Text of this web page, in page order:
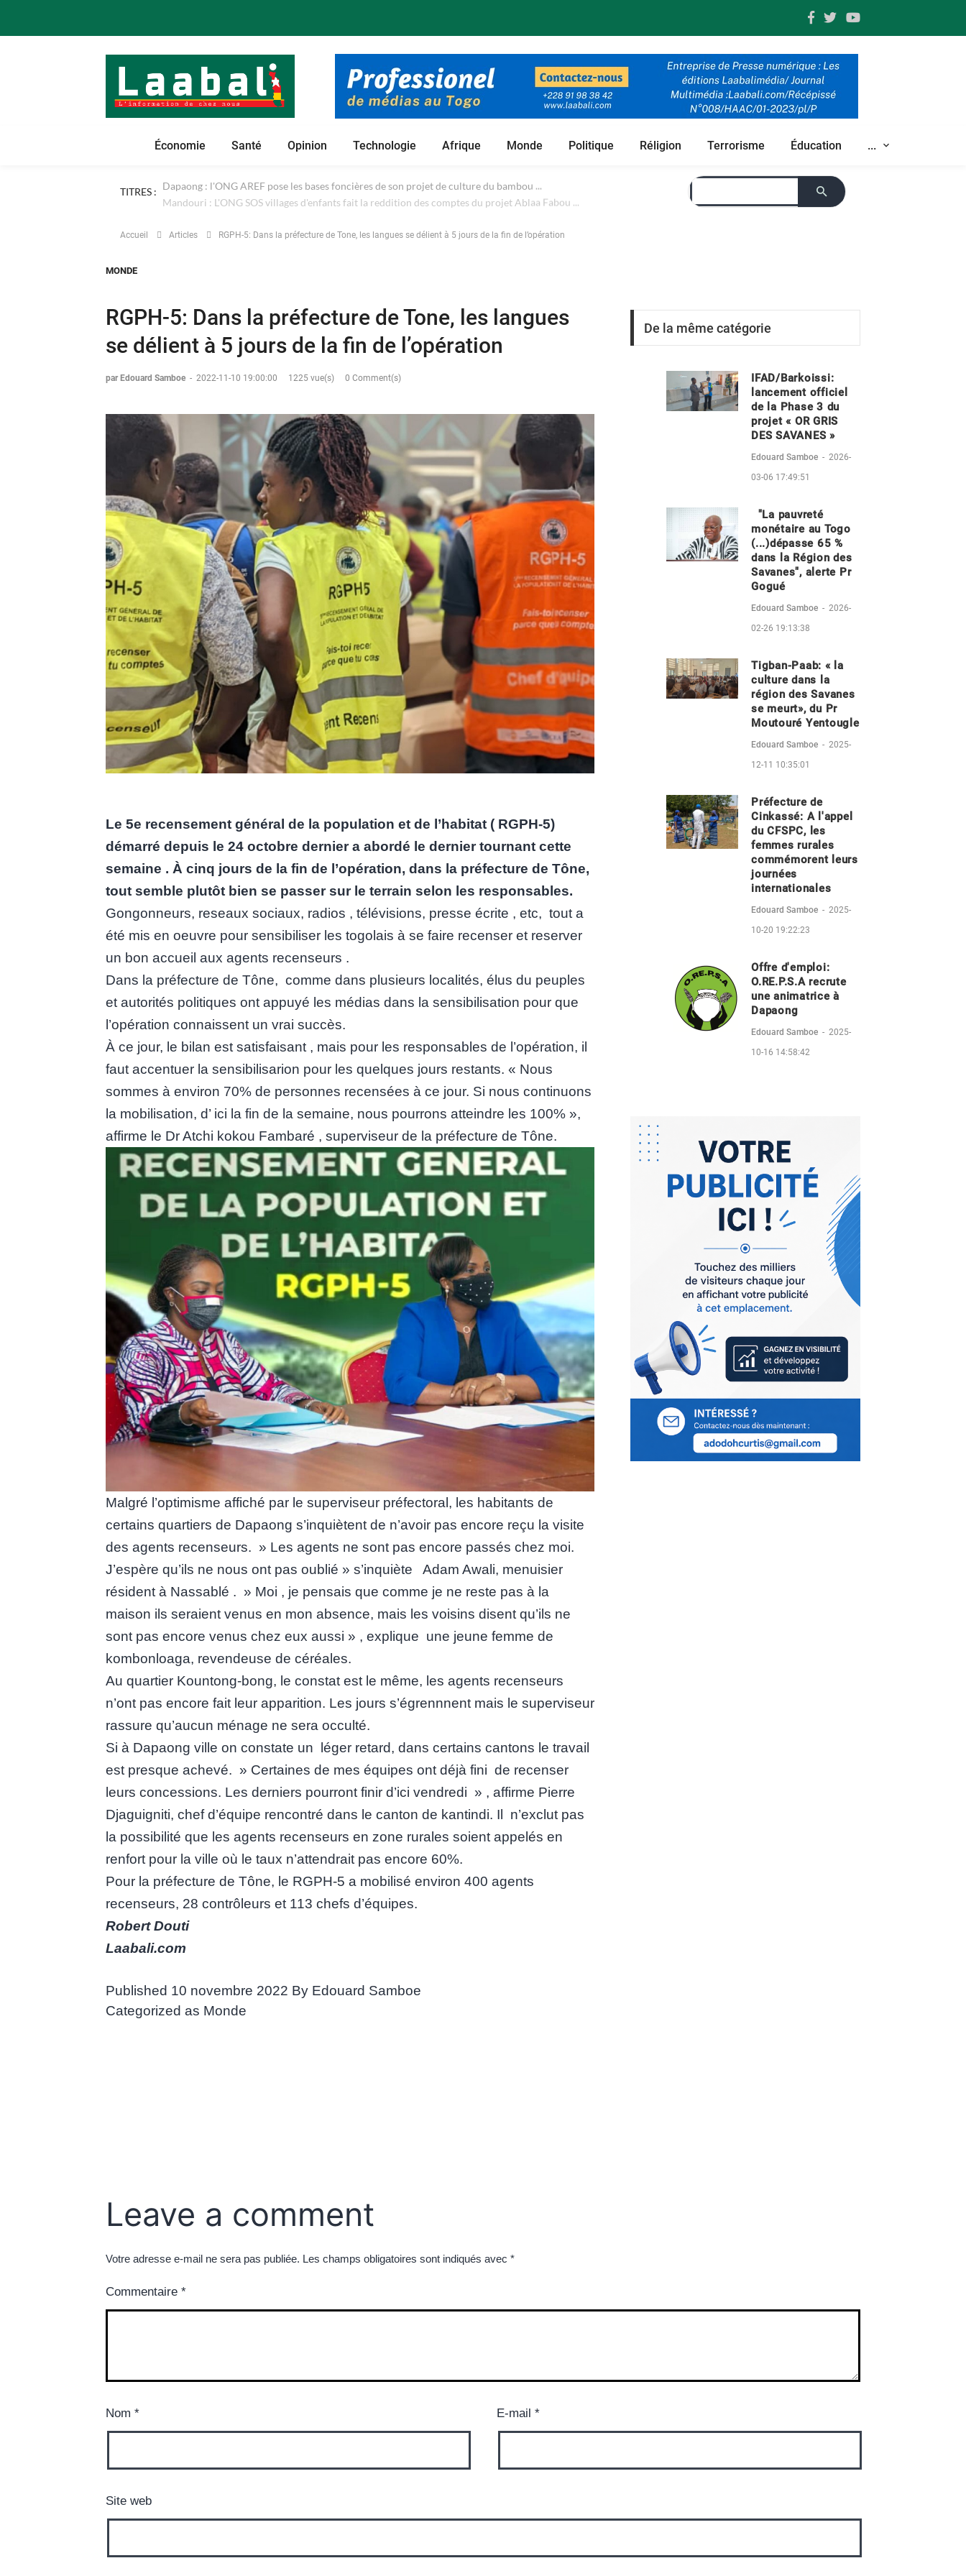
Économie Santé Opinion Technologie Afrique Monde Politique Réligion Terrorisme Éducation ...
TITRES : Dapaong : l'ONG AREF pose les bases foncières de son projet de culture du bambou ...
Accueil Articles RGPH-5: Dans la préfecture de Tone, les langues se délient à 5 jours de la fin de l’opération
MONDE
RGPH-5: Dans la préfecture de Tone, les langues
se délient à 5 jours de la fin de l’opération
par Edouard Samboe - 2022-11-10 19:00:00 1225 vue(s) 0 Comment(s)
Le 5e recensement général de la population et de l’habitat ( RGPH-5)
démarré depuis le 24 octobre dernier a abordé le dernier tournant cette
semaine . À cinq jours de la fin de l’opération, dans la préfecture de Tône,
tout semble plutôt bien se passer sur le terrain selon les responsables.
Gongonneurs, reseaux sociaux, radios , télévisions, presse écrite , etc, tout a
été mis en oeuvre pour sensibiliser les togolais à se faire recenser et reserver
un bon accueil aux agents recenseurs .
Dans la préfecture de Tône, comme dans plusieurs localités, élus du peuples
et autorités politiques ont appuyé les médias dans la sensibilisation pour que
l’opération connaissent un vrai succès.
À ce jour, le bilan est satisfaisant , mais pour les responsables de l’opération, il
faut accentuer la sensibilisarion pour les quelques jours restants. « Nous
sommes à environ 70% de personnes recensées à ce jour. Si nous continuons
la mobilisation, d’ ici la fin de la semaine, nous pourrons atteindre les 100% »,
affirme le Dr Atchi kokou Fambaré , superviseur de la préfecture de Tône.
Malgré l’optimisme affiché par le superviseur préfectoral, les habitants de
certains quartiers de Dapaong s’inquiètent de n’avoir pas encore reçu la visite
des agents recenseurs. » Les agents ne sont pas encore passés chez moi.
J’espère qu’ils ne nous ont pas oublié » s’inquiète Adam Awali, menuisier
résident à Nassablé . » Moi , je pensais que comme je ne reste pas à la
maison ils seraient venus en mon absence, mais les voisins disent qu’ils ne
sont pas encore venus chez eux aussi » , explique une jeune femme de
kombonloaga, revendeuse de céréales.
Au quartier Kountong-bong, le constat est le même, les agents recenseurs
n’ont pas encore fait leur apparition. Les jours s’égrennnent mais le superviseur
rassure qu’aucun ménage ne sera occulté.
Si à Dapaong ville on constate un léger retard, dans certains cantons le travail
est presque achevé. » Certaines de mes équipes ont déjà fini de recenser
leurs concessions. Les derniers pourront finir d’ici vendredi » , affirme Pierre
Djaguigniti, chef d’équipe rencontré dans le canton de kantindi. Il n’exclut pas
la possibilité que les agents recenseurs en zone rurales soient appelés en
renfort pour la ville où le taux n’attendrait pas encore 60%.
Pour la préfecture de Tône, le RGPH-5 a mobilisé environ 400 agents
recenseurs, 28 contrôleurs et 113 chefs d’équipes.
Robert Douti
Laabali.com
Published 10 novembre 2022 By Edouard Samboe
Categorized as Monde
De la même catégorie
IFAD/Barkoissi:
lancement officiel
de la Phase 3 du
projet « OR GRIS
DES SAVANES »
Edouard Samboe - 2026-
03-06 17:49:51
"La pauvreté
monétaire au Togo
(...)dépasse 65 %
dans la Région des
Savanes", alerte Pr
Gogué
Edouard Samboe - 2026-
02-26 19:13:38
Tigban-Paab: « la
culture dans la
région des Savanes
se meurt», du Pr
Moutouré Yentougle
Edouard Samboe - 2025-
12-11 10:35:01
Préfecture de
Cinkassé: A l'appel
du CFSPC, les
femmes rurales
commémorent leurs
journées
internationales
Edouard Samboe - 2025-
10-20 19:22:23
Offre d'emploi:
O.RE.P.S.A recrute
une animatrice à
Dapaong
Edouard Samboe - 2025-
10-16 14:58:42
Leave a comment
Votre adresse e-mail ne sera pas publiée. Les champs obligatoires sont indiqués avec *
Commentaire *
Nom * E-mail *
Site web